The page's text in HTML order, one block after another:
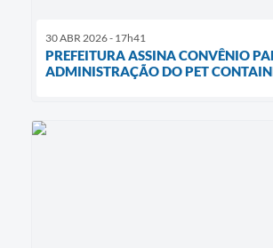
30 ABR 2026 - 17h41
PREFEITURA ASSINA CONVÊNIO
ADMINISTRAÇÃO DO PET